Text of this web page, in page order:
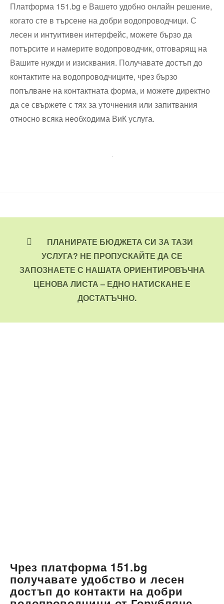
Платформа 151.bg е Вашето удобно онлайн решение,
когато сте в търсене на добри водопроводчици. С
лесен и интуитивен интерфейс, можете бързо да
потърсите и намерите водопроводчик, отговарящ на
Вашите нужди и изисквания. Получавате достъп до
контактите на водопроводчиците, чрез бързо
попълване на контактната форма, и можете директно
да се свържете с тях за уточнения или запитвания
относно всяка необходима ВиК услуга.
ПЛАНИРАТЕ БЮДЖЕТА СИ ЗА ТАЗИ
УСЛУГА? НЕ ПРОПУСКАЙТЕ ДА СЕ
ЗАПОЗНАЕТЕ С НАШАТА ОРИЕНТИРОВЪЧНА
ЦЕНОВА ЛИСТА – ЕДНО НАТИСКАНЕ Е
ДОСТАТЪЧНО.
Чрез платформа 151.bg
получавате удобство и лесен
достъп до контакти на добри